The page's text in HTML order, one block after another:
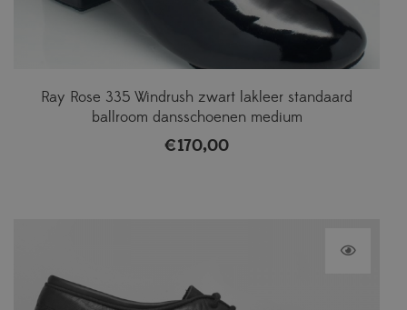
Ray Rose 335 Windrush zwart lakleer standaard
ballroom dansschoenen medium
€170,00